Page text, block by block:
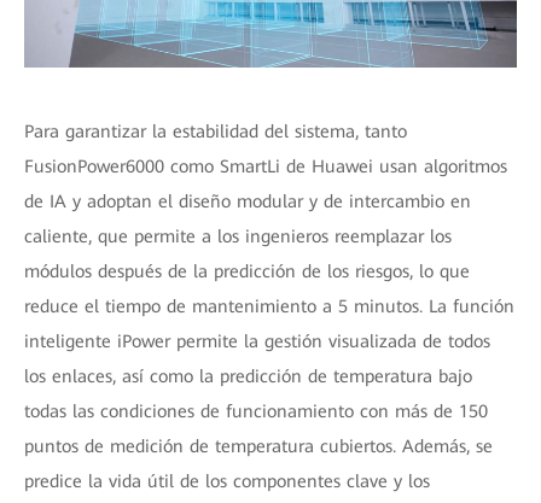
Para garantizar la estabilidad del sistema, tanto
FusionPower6000 como SmartLi de Huawei usan algoritmos
de IA y adoptan el diseño modular y de intercambio en
caliente, que permite a los ingenieros reemplazar los
módulos después de la predicción de los riesgos, lo que
reduce el tiempo de mantenimiento a 5 minutos. La función
inteligente iPower permite la gestión visualizada de todos
los enlaces, así como la predicción de temperatura bajo
todas las condiciones de funcionamiento con más de 150
puntos de medición de temperatura cubiertos. Además, se
predice la vida útil de los componentes clave y los